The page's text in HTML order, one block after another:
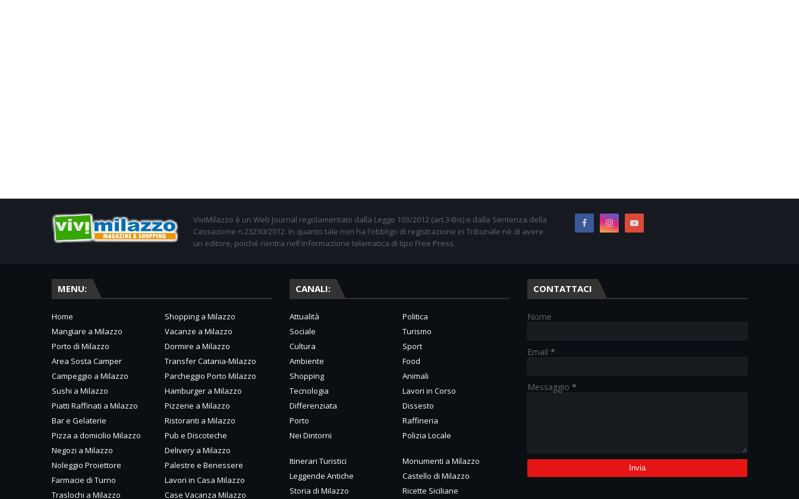
ViviMilazzo è un Web Journal regolamentato dalla Legge 103/2012 (art.3-Bis) e dalla Sentenza della
Cassazione n.23230/2012. In quanto tale non ha l'obbligo di registrazione in Tribunale nè di avere
un editore, poiché rientra nell'informazione telematica di tipo Free Press.
MENU:
Home
Shopping a Milazzo
Mangiare a Milazzo
Vacanze a Milazzo
Porto di Milazzo
Dormire a Milazzo
Area Sosta Camper
Transfer Catania-Milazzo
Campeggio a Milazzo
Parcheggio Porto Milazzo
Sushi a Milazzo
Hamburger a Milazzo
Piatti Raffinati a Milazzo
Pizzerie a Milazzo
Bar e Gelaterie
Ristoranti a Milazzo
Pizza a domicilio Milazzo
Pub e Discoteche
Negozi a Milazzo
Delivery a Milazzo
Noleggio Proiettore
Palestre e Benessere
Farmacie di Turno
Lavori in Casa Milazzo
Traslochi a Milazzo
Case Vacanza Milazzo
CANALI:
Attualità
Politica
Sociale
Turismo
Cultura
Sport
Ambiente
Food
Shopping
Animali
Tecnologia
Lavori in Corso
Differenziata
Dissesto
Porto
Raffineria
Nei Dintorni
Polizia Locale
Itinerari Turistici
Monumenti a Milazzo
Leggende Antiche
Castello di Milazzo
Storia di Milazzo
Ricette Siciliane
CONTATTACI
Nome
Email *
Messaggio *